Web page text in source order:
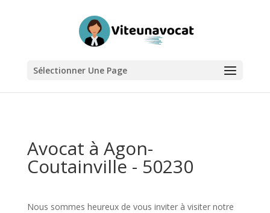
Sélectionner Une Page
Avocat à Agon-
Coutainville - 50230
Nous sommes heureux de vous inviter à visiter notre